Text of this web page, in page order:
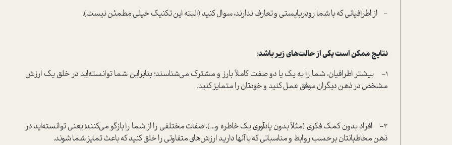
- از اطرافیانی که با شما رودربایستی و تعارف ندارند، سوال کنید (البته این تکنیک خیلی مطمئن نیست).
نتایج ممکن است یکی از حالت‌های زیر باشد:
1-
بیشتر اطرافیان، شما را به یک یا دو صفت کاملاً بارز و مشترک ‌‌‌می‌شناسند؛ بنابراین شما توانسته‌اید در خلق یک ارزش
مشخص در ذهن دیگران موفق عمل کنید و خودتان را متمایز کنید.
2-
افراد بدون کمک فکری (مثلاً بدون یادآوری یک خاطره و...)، صفات مختلفی را از شما را بازگو ‌‌‌می‌کنند؛ یعنی توانسته‌اید در
ذهن مخاطبانتان برحسب روابط و مناسباتی که با آنها دارید ارزش‌های متفاوتی را خلق کنید که باعث تمایز شما شوند.